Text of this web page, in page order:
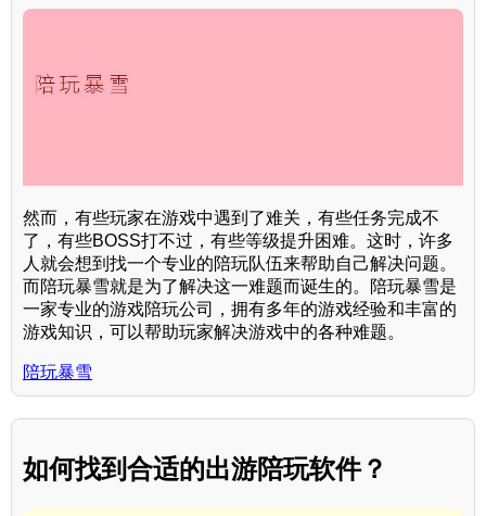
然而，有些玩家在游戏中遇到了难关，有些任务完成不
了，有些BOSS打不过，有些等级提升困难。这时，许多
人就会想到找一个专业的陪玩队伍来帮助自己解决问题。
而陪玩暴雪就是为了解决这一难题而诞生的。陪玩暴雪是
一家专业的游戏陪玩公司，拥有多年的游戏经验和丰富的
游戏知识，可以帮助玩家解决游戏中的各种难题。
陪玩暴雪
如何找到合适的出游陪玩软件？